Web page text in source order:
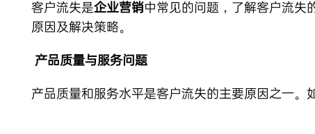
客户流失是企业营销中常见的问题，了解客户流失
原因及解决策略。
产品质量与服务问题
产品质量和服务水平是客户流失的主要原因之一。